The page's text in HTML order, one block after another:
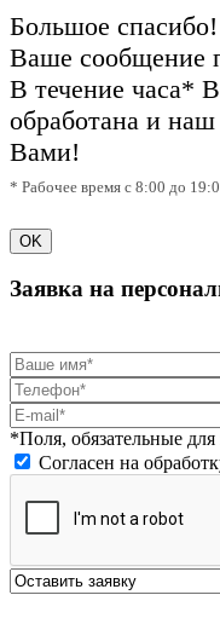
Большое спасибо!
Ваше сообщение
В течение часа*
обработана и
Вами!
* Рабочее время с 8:00 до
OK
Заявка на
*Поля, обязательные
Согласен на